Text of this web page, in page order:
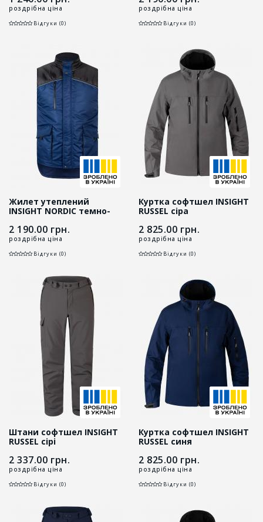
роздрібна ціна
Відгуки (0)
роздрібна ціна
Відгуки (0)
Жилет утеплений
INSIGHT NORDIC темно-
2 190.00 грн.
роздрібна ціна
Відгуки (0)
Куртка софтшел INSIGHT
RUSSEL сіра
2 825.00 грн.
роздрібна ціна
Відгуки (0)
Штани софтшел INSIGHT
RUSSEL сірі
2 337.00 грн.
роздрібна ціна
Відгуки (0)
Куртка софтшел INSIGHT
RUSSEL синя
2 825.00 грн.
роздрібна ціна
Відгуки (0)